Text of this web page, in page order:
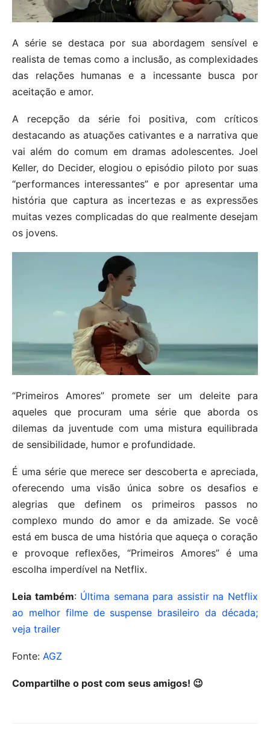
A série se destaca por sua abordagem sensível e
realista de temas como a inclusão, as complexidades
das relações humanas e a incessante busca por
aceitação e amor.
A recepção da série foi positiva, com críticos
destacando as atuações cativantes e a narrativa que
vai além do comum em dramas adolescentes. Joel
Keller, do Decider, elogiou o episódio piloto por suas
“performances interessantes” e por apresentar uma
história que captura as incertezas e as expressões
muitas vezes complicadas do que realmente desejam
os jovens.
“Primeiros Amores” promete ser um deleite para
aqueles que procuram uma série que aborda os
dilemas da juventude com uma mistura equilibrada
de sensibilidade, humor e profundidade.
É uma série que merece ser descoberta e apreciada,
oferecendo uma visão única sobre os desafios e
alegrias que definem os primeiros passos no
complexo mundo do amor e da amizade. Se você
está em busca de uma história que aqueça o coração
e provoque reflexões, “Primeiros Amores” é uma
escolha imperdível na Netflix.
Leia também: Última semana para assistir na Netflix
ao melhor filme de suspense brasileiro da década;
veja trailer
Fonte: AGZ
Compartilhe o post com seus amigos! 😉